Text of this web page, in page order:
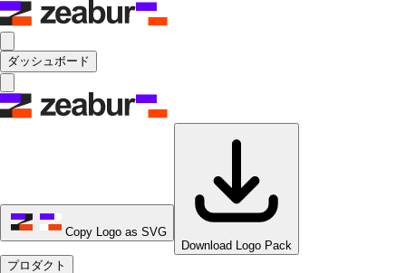
ダッシュボード
Copy Logo as SVG
Download Logo Pack
プロダクト